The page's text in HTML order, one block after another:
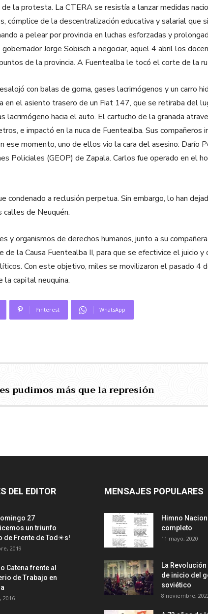
la protesta. La CTERA se resistía a lanzar medidas
cómplice de la descentralización educativa y salarial que
a pelear por provincia en luchas esforzadas y
Jorge Sobisch a negociar, aquel 4 abril los
de la provincia. A Fuentealba le tocó el corte de la
con balas de goma, gases lacrimógenos y un carro
en el asiento trasero de un Fiat 147, que se retiraba del
lacrimógeno hacia el auto. El cartucho de la granada
e impactó en la nuca de Fuentealba. Sus compañeros
ese momento, uno de ellos vio la cara del asesino: Darío
Policiales (GEOP) de Zapala. Carlos fue operado en el
a reclusión perpetua. Sin embargo, lo han
de Neuquén.
y organismos de derechos humanos, junto a su
de la Causa Fuentealba II, para que se efectivice el juicio y
Con este objetivo, miles se movilizaron el pasado 4
capital neuquina.
Pinterest WhatsApp
pudimos más que la represión
DEL EDITOR
27
un triunfo
de Frente de Tod☀s!
2019
Catena frente al
de Trabajo en
2016
MENSAJES POPULARES
Himno
completo
11 mayo, 2020
La
de inicio del
soviético
8 noviembre,